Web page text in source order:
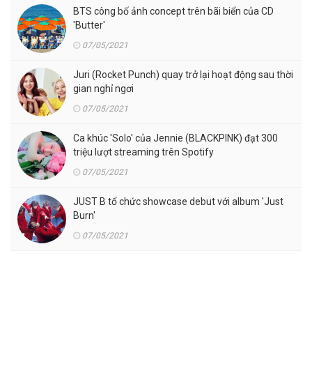
BTS công bố ảnh concept trên bãi biển của CD
'Butter'
07/05/2021
Juri (Rocket Punch) quay trở lại hoạt động sau thời
gian nghỉ ngơi
07/05/2021
Ca khúc 'Solo' của Jennie (BLACKPINK) đạt 300
triệu lượt streaming trên Spotify
07/05/2021
JUST B tổ chức showcase debut với album 'Just
Burn'
07/05/2021